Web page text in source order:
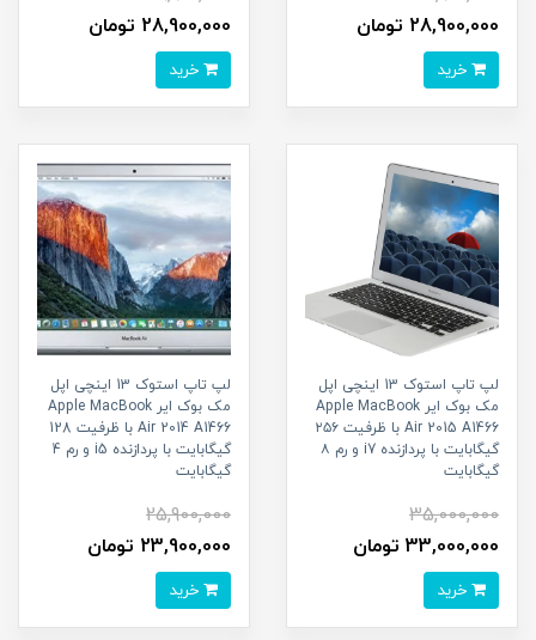
28,900,000 تومان
28,900,000 تومان
لپ تاپ استوک 13 اینچی اپل
مک بوک ایر Apple MacBook
Air 2015 A1466 با ظرفیت ۲۵۶
گیگابایت با پردازنده i7 و رم ۸
گیگابایت
35,000,000
33,000,000 تومان
لپ تاپ استوک 13 اینچی اپل
مک بوک ایر Apple MacBook
Air 2014 A1466 با ظرفیت 128
گیگابایت با پردازنده i5 و رم 4
گیگابایت
25,900,000
23,900,000 تومان